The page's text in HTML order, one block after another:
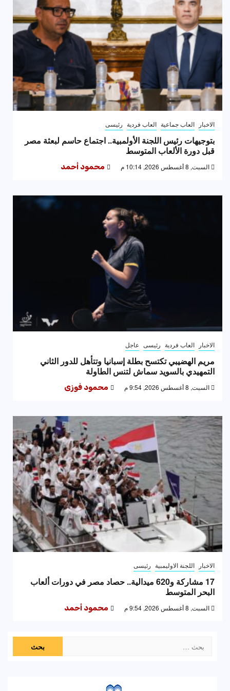
الاخبار العاب جماعية العاب فردية رئيسى
بتوجيهات رئيس اللجنة الأولمبية.. اجتماع حاسم لبعثة مصر
قبل دورة الألعاب المتوسط
السبت, 8 أغسطس 2026, 10:14 م محمود أحمد
الاخبار العاب فردية رئيسى عاجل
مريم الهضيبي تكتسح بطلة إسبانيا وتتأهل للدور الثاني
التمهيدي بالسويد سماش لتنس الطاولة
السبت, 8 أغسطس 2026, 9:54 م محمود فوزى
الاخبار اللجنة الاوليمبية رئيسى
17 مشاركة و620 ميدالية.. حصاد مصر في دورات ألعاب
البحر المتوسط
السبت, 8 أغسطس 2026, 9:54 م محمود أحمد
عن: